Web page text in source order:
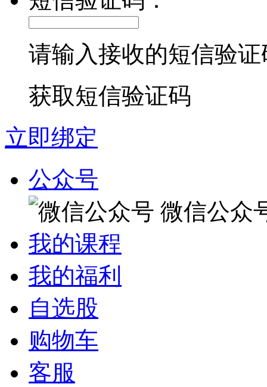
请输入接收的短信验证
获取短信验证码
立即绑定
公众号
微信公众
我的课程
我的福利
自选股
购物车
客服